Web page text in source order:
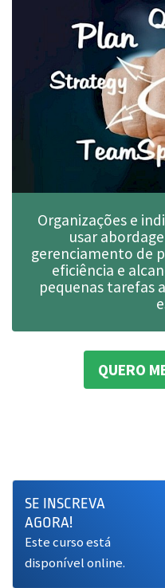
Organizações e
usar
gerenciamento de
eficiência e
pequenas tarefas
QUERO
SE INSCREVA
AGORA!
Este curso está
disponível online.